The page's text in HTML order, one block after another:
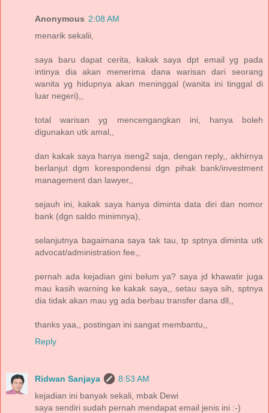
Anonymous 2:08 AM
menarik sekalii,
saya baru dapat cerita, kakak saya dpt email yg pada
intinya dia akan menerima dana warisan dari seorang
wanita yg hidupnya akan meninggal (wanita ini tinggal di
luar negeri),,
total warisan yg mencengangkan ini, hanya boleh
digunakan utk amal,,
dan kakak saya hanya iseng2 saja, dengan reply,, akhirnya
berlanjut dgm korespondensi dgn pihak bank/investment
management dan lawyer,,
sejauh ini, kakak saya hanya diminta data diri dan nomor
bank (dgn saldo minimnya),
selanjutnya bagaimana saya tak tau, tp sptnya diminta utk
advocat/administration fee,,
pernah ada kejadian gini belum ya? saya jd khawatir juga
mau kasih warning ke kakak saya,, setau saya sih, sptnya
dia tidak akan mau yg ada berbau transfer dana dll,,
thanks yaa,, postingan ini sangat membantu,,
Reply
Ridwan Sanjaya
8:53 AM
kejadian ini banyak sekali, mbak Dewi
saya sendiri sudah pernah mendapat email jenis ini :-)